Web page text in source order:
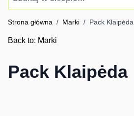
Strona główna / Marki / Pack Klaipėda
Back to: Marki
Pack Klaipėda